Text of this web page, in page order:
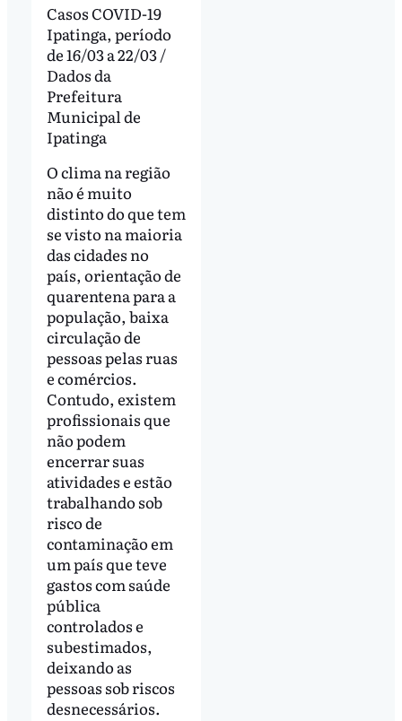
Casos COVID-19
Ipatinga, período
de 16/03 a 22/03 /
Dados da
Prefeitura
Municipal de
Ipatinga
O clima na região
não é muito
distinto do que tem
se visto na maioria
das cidades no
país, orientação de
quarentena para a
população, baixa
circulação de
pessoas pelas ruas
e comércios.
Contudo, existem
profissionais que
não podem
encerrar suas
atividades e estão
trabalhando sob
risco de
contaminação em
um país que teve
gastos com saúde
pública
controlados e
subestimados,
deixando as
pessoas sob riscos
desnecessários.